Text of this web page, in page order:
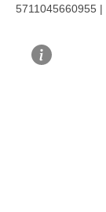
5711045660955 |